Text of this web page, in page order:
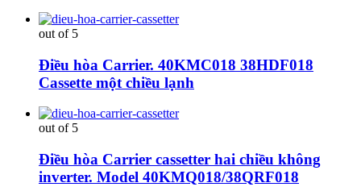
out of 5
Điều hòa Carrier. 40KMC018 38HDF018
Cassette một chiều lạnh
out of 5
Điều hòa Carrier cassetter hai chiều không
inverter. Model 40KMQ018/38QRF018